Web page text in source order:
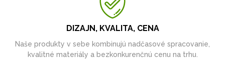
DIZAJN, KVALITA, CENA
Naše produkty v sebe kombinujú nadčasové spracovanie,
kvalitné materiály a bezkonkurenčnú cenu na trhu.